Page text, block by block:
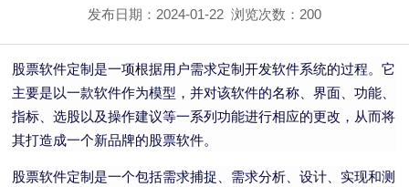
发布日期：2024-01-22 浏览次数： 200
股票软件定制是一项根据用户需求定制开发软件系统的过程。它
主要是以一款软件作为模型，并对该软件的名称、界面、功能、
指标、选股以及操作建议等一系列功能进行相应的更改，从而将
其打造成一个新品牌的股票软件。
股票软件定制是一个包括需求捕捉、需求分析、设计、实现和测